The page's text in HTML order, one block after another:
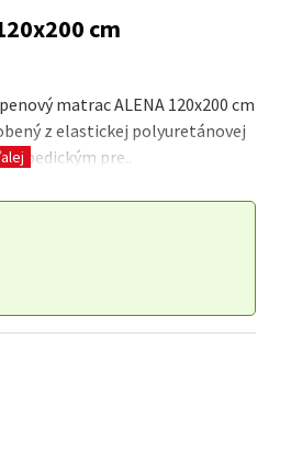
cm
matrac ALENA 120x200 cm
z elastickej polyuretánovej
pre..